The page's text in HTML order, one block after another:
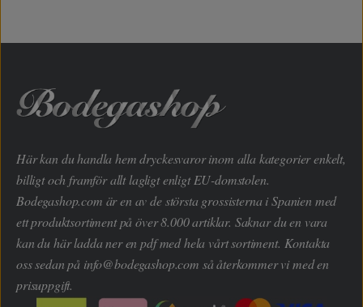
Här kan du handla hem dryckesvaror inom alla kategorier enkelt,
billigt och framför allt lagligt enligt EU-domstolen.
Bodegashop.com är en av de största grossisterna i Spanien med
ett produktsortiment på över 8.000 artiklar. Saknar du en vara
kan du här ladda ner en pdf med hela vårt sortiment. Kontakta
oss sedan på info@bodegashop.com så återkommer vi med en
prisuppgift.